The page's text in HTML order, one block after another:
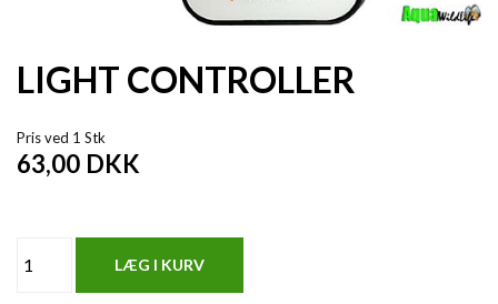
LIGHT CONTROLLER
Pris ved 1 Stk
63,00 DKK